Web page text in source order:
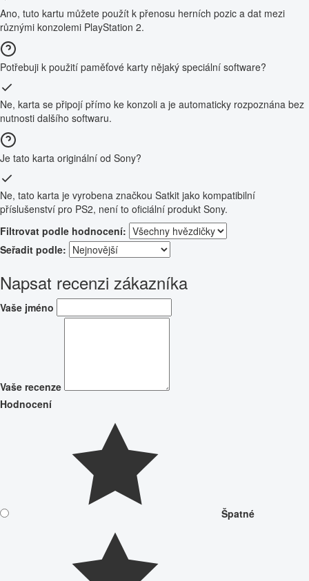
Ano, tuto kartu můžete použít k přenosu herních pozic a dat mezi
různými konzolemi PlayStation 2.
Potřebuji k použití paměťové karty nějaký speciální software?
Ne, karta se připojí přímo ke konzoli a je automaticky rozpoznána bez
nutnosti dalšího softwaru.
Je tato karta originální od Sony?
Ne, tato karta je vyrobena značkou Satkit jako kompatibilní
příslušenství pro PS2, není to oficiální produkt Sony.
Filtrovat podle hodnocení:
Seřadit podle:
Napsat recenzi zákazníka
Vaše jméno
Vaše recenze
Hodnocení
Špatné